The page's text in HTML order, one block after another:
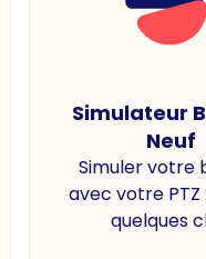
Simulateur
Neuf
Simuler votre
avec votre PTZ
quelques